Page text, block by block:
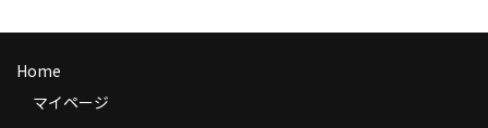
Home
マイページ